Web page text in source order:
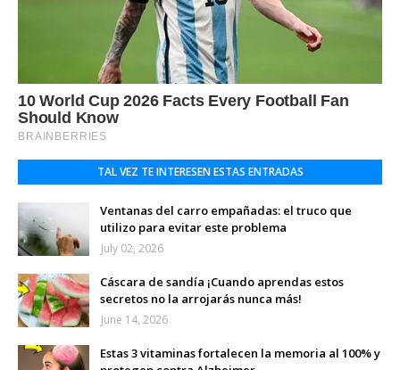
TAL VEZ TE INTERESEN ESTAS ENTRADAS
Ventanas del carro empañadas: el truco que
utilizo para evitar este problema
July 02, 2026
Cáscara de sandía ¡Cuando aprendas estos
secretos no la arrojarás nunca más!
June 14, 2026
Estas 3 vitaminas fortalecen la memoria al 100% y